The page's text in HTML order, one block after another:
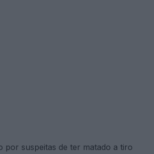
por suspeitas de ter matado a tiro